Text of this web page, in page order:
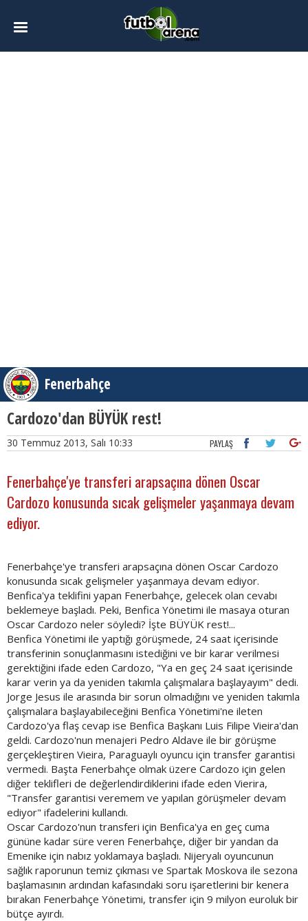
Fenerbahçe
Cardozo'dan BÜYÜK rest!
30 Temmuz 2013, Salı 10:33 PAYLAŞ
Fenerbahçe'ye transferi arapsaçına dönen Oscar
Cardozo konusunda sıcak gelişmeler yaşanmaya devam
ediyor.
Fenerbahçe'ye transferi arapsaçına dönen Oscar Cardozo
konusunda sıcak gelişmeler yaşanmaya devam ediyor.
Benfica'ya teklifini yapan Fenerbahçe, gelecek olan cevabı
beklemeye başladı. Peki, Benfica Yönetimi ile masaya oturan
Oscar Cardozo neler söyledi? İşte BÜYÜK rest!...
Benfica Yönetimi ile yaptığı görüşmede, 24 saat içerisinde
transferinin sonuçlanmasını istediğini ve bir karar verilmesi
gerektiğini ifade eden Cardozo, "Ya en geç 24 saat içerisinde
karar verin ya da yeniden takımla çalışmalara başlayayım" dedi.
Jorge Jesus ile arasında bir sorun olmadığını ve yeniden takımla
çalışmalara başlayabileceğini Benfica Yönetimi'ne ileten
Cardozo'ya flaş cevap ise Benfica Başkanı Luis Filipe Vieira'dan
geldi. Cardozo'nun menajeri Pedro Aldave ile bir görüşme
gerçekleştiren Vieira, Paraguaylı oyuncu için transfer garantisi
vermedi. Başta Fenerbahçe olmak üzere Cardozo için gelen
diğer teklifleri de değerlendirdiklerini ifade eden Vierira,
"Transfer garantisi veremem ve yapılan görüşmeler devam
ediyor" ifadelerini kullandı.
Oscar Cardozo'nun transferi için Benfica'ya en geç cuma
gününe kadar süre veren Fenerbahçe, diğer bir yandan da
Emenike için nabız yoklamaya başladı. Nijeryalı oyuncunun
sağlık raporunun temiz çıkması ve Spartak Moskova ile sezona
başlamasının ardından kafasındaki soru işaretlerini bir kenera
bırakan Fenerbahçe Yönetimi, transfer için 9 milyon euroluk bir
bütçe ayırdı.